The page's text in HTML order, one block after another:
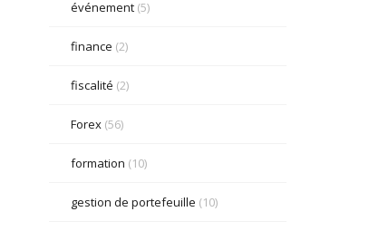
événement(5)
finance (2)
fiscalité (2)
Forex(56)
formation (10)
gestion de portefeuille (10)